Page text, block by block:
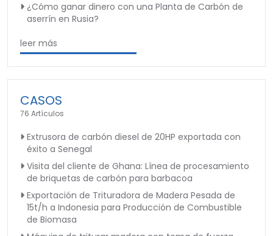
¿Cómo ganar dinero con una Planta de Carbón de
aserrín en Rusia?
leer más
CASOS
76 Artículos
Extrusora de carbón diesel de 20HP exportada con
éxito a Senegal
Visita del cliente de Ghana: Línea de procesamiento
de briquetas de carbón para barbacoa
Exportación de Trituradora de Madera Pesada de
15t/h a Indonesia para Producción de Combustible
de Biomasa